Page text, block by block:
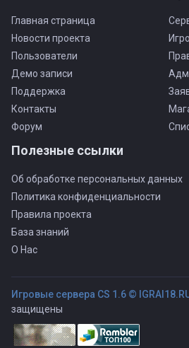
Главная страница
Новости проекта
Пользователи
Демо записи
Поддержка
Контакты
Форум
Полезные ссылки
Об обработке персональных данных
Политика конфиденциальности
Правила проекта
База знаний
О Нас
Игровые сервера CS 1.6 ©
защищены